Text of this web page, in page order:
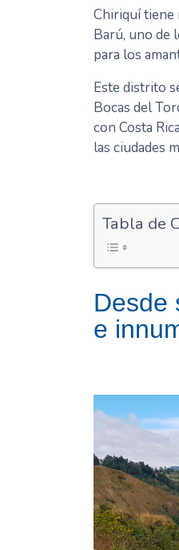
Chiriquí tiene
Barú, uno de
para los
Este distrito
Bocas del
con Costa
las ciudades
Tabla de
Desde
e